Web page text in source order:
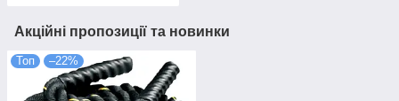
Акційні пропозиції та новинки
Топ –22%